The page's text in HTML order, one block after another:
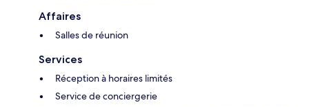
Affaires
Salles de réunion
Services
Réception à horaires limités
Service de conciergerie